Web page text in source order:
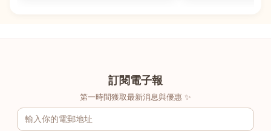
訂閱電子報
第一時間獲取最新消息與優惠 ✨